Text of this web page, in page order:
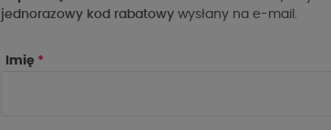
jednorazowy kod rabatowy wysłany na e-mail.
Imię *